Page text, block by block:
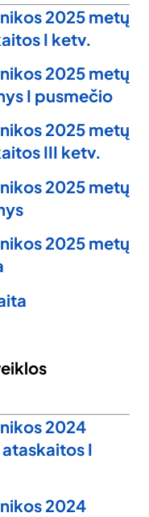
2025 metų
I ketv.
2025 metų
I pusmečio
2025 metų
III ketv.
2025 metų
2025 metų
2024
I
2024